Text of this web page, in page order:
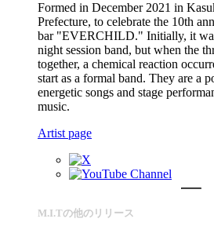
Formed in December 2021 in
Prefecture, to celebrate the 10th
bar "EVERCHILD." Initially, it
night session band, but when the
together, a chemical reaction
start as a formal band. They are a
energetic songs and stage
music.
Artist page
M.I.Tの他のリリース